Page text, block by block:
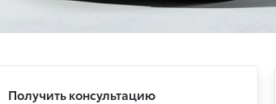
Получить консультацию